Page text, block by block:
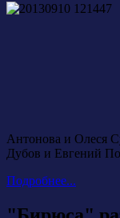
Антонова и Олеся
Дубов и Евгений
Подробнее...